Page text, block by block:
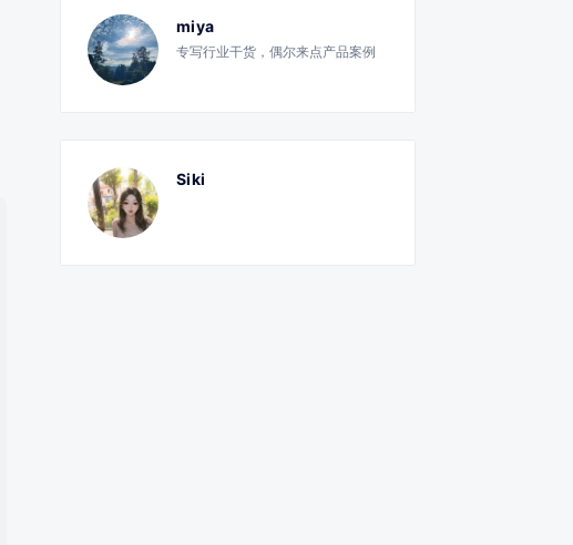
miya
专写行业干货，偶尔来点产品案例
Siki